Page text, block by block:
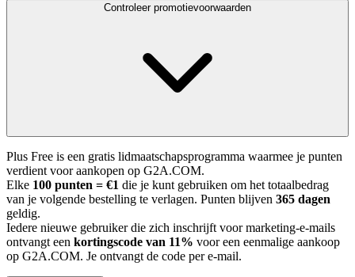
Controleer promotievoorwaarden
Plus Free is een gratis lidmaatschapsprogramma waarmee je punten
verdient voor aankopen op G2A.COM.
Elke 100 punten = €1 die je kunt gebruiken om het totaalbedrag
van je volgende bestelling te verlagen. Punten blijven 365 dagen
geldig.
Iedere nieuwe gebruiker die zich inschrijft voor marketing-e-mails
ontvangt een kortingscode van 11% voor een eenmalige aankoop
op G2A.COM. Je ontvangt de code per e-mail.